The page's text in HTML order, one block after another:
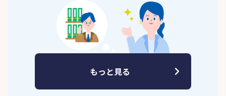
もっと見る